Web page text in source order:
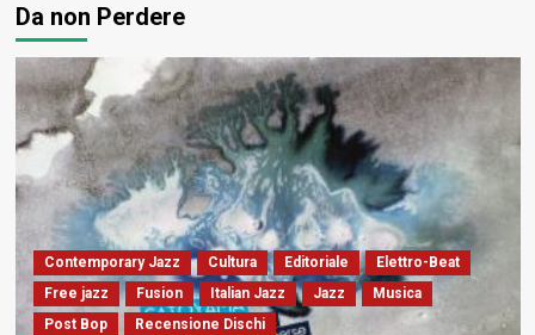
Da non Perdere
Contemporary Jazz Cultura Editoriale
Elettro-Beat
Free jazz
Fusion Italian Jazz Jazz
Musica
Post Bop
Recensione Dischi